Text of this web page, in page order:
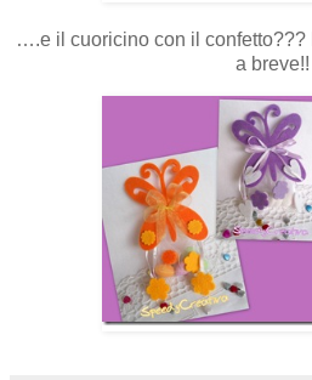
….e il cuoricino con il confetto???
a breve!!